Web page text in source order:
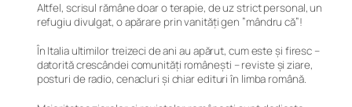
Altfel, scrisul rămâne doar o terapie, de uz strict personal, un
refugiu divulgat, o apărare prin vanități gen ”mândru că”!
În Italia ultimilor treizeci de ani au apărut, cum este și firesc –
datorită crescândei comunități românești – reviste și ziare,
posturi de radio, cenacluri și chiar edituri în limba română.